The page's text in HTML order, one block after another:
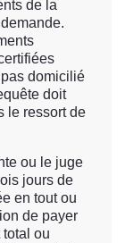
de la
domicilié
doit
le ressort de
ou le juge
jours de
en tout ou
de payer
ou